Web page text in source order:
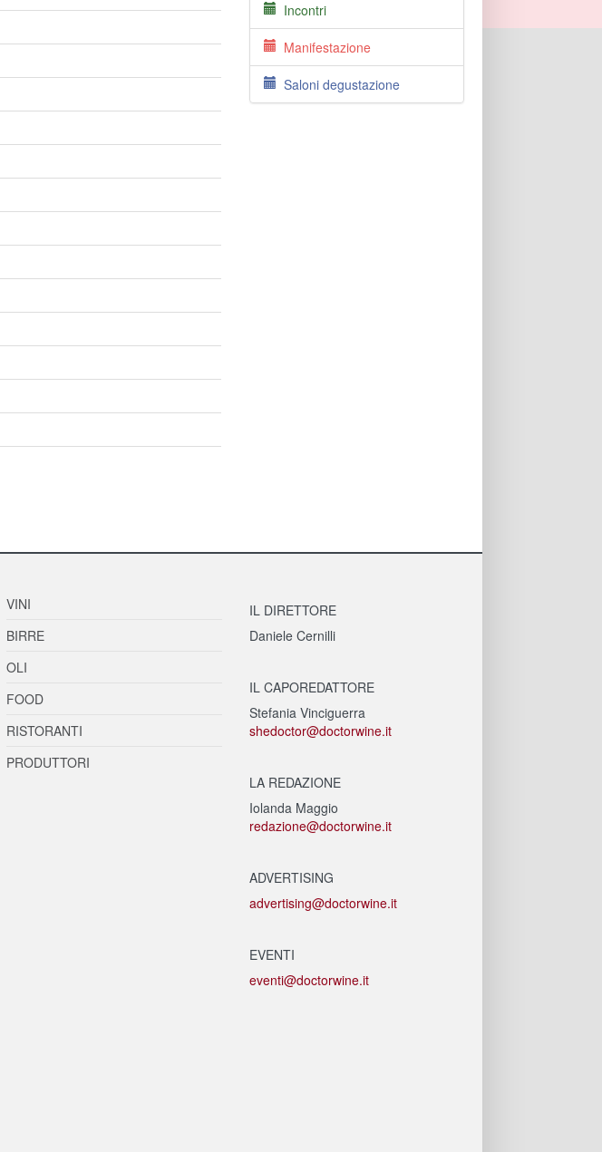
Incontri
Manifestazione
Saloni degustazione
VINI
BIRRE
OLI
FOOD
RISTORANTI
PRODUTTORI
IL DIRETTORE
Daniele Cernilli
IL CAPOREDATTORE
Stefania Vinciguerra
shedoctor@doctorwine.it
LA REDAZIONE
Iolanda Maggio
redazione@doctorwine.it
ADVERTISING
advertising@doctorwine.it
EVENTI
eventi@doctorwine.it